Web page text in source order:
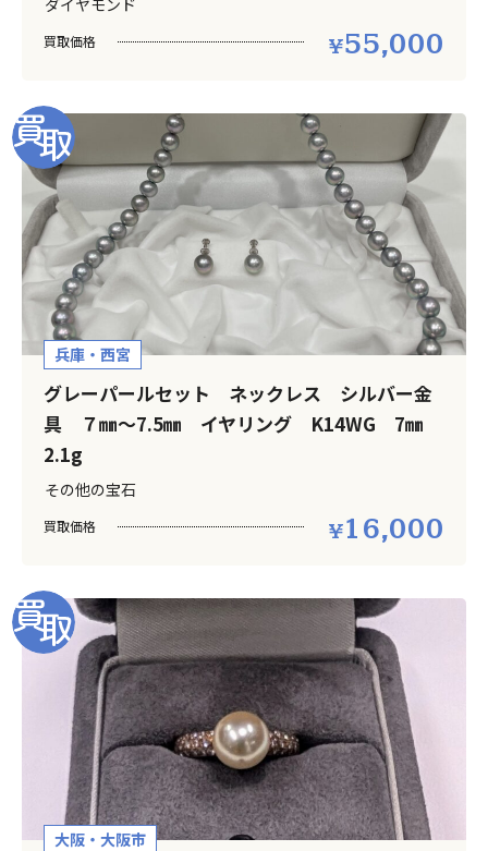
買取価格 55,000
兵庫・西宮
グレーパールセット ネックレス シルバー金
具 ７㎜～7.5㎜ イヤリング K14WG 7㎜
2.1g
その他の宝石
買取価格 16,000
大阪・大阪市